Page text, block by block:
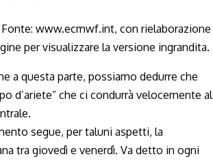
a questa parte, possiamo dedurre che
d’ariete” che ci condurrà velocemente al
segue, per taluni aspetti, la
tra giovedì e venerdì. Va detto in ogni